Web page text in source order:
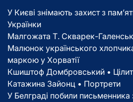
У Києві знімають захист з
Українки
Малгожата Т. Скварек-
Малюнок українського
маркою у Хорватії
Кшиштоф Домбровський •
Катажина Зайонц • Портрети
У Белграді побили